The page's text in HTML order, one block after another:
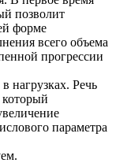
позволит
форме
всего объема
прогрессии
нагрузках. Речь
который
параметра